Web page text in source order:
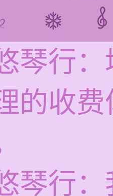
琴行
的收
琴行